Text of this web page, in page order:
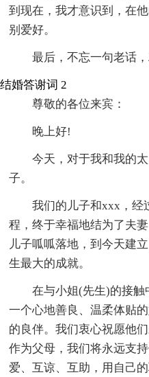
到现在，我才意识到，在
别爱好。
最后，不忘一句老话
结婚答谢词 2
尊敬的各位来宾：
晚上好!
今天，对于我和我的
子。
我们的儿子和xxx，经
程，终于幸福地结为了夫
儿子呱呱落地，到今天建
生最大的成就。
在与小姐(先生)的接
一个心地善良、温柔体贴
的良伴。我们衷心祝愿他
作为父母，我们将永远支
爱、互谅、互助，用自己